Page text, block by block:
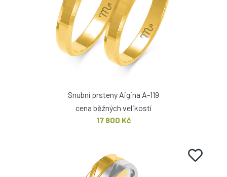
Snubní prsteny Aigina A-119
cena běžných velikostí
17 800 Kč